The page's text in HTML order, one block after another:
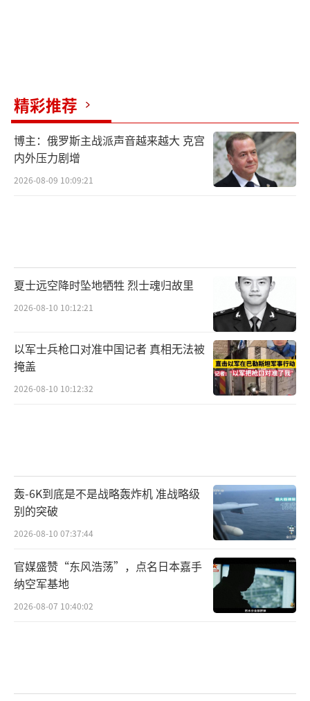
精彩推荐
博主：俄罗斯主战派声音越来越大 克宫
内外压力剧增
2026-08-09 10:09:21
夏士远空降时坠地牺牲 烈士魂归故里
2026-08-10 10:12:21
以军士兵枪口对准中国记者 真相无法被
掩盖
2026-08-10 10:12:32
轰-6K到底是不是战略轰炸机 准战略级
别的突破
2026-08-10 07:37:44
官媒盛赞“东风浩荡”，点名日本嘉手
纳空军基地
2026-08-07 10:40:02